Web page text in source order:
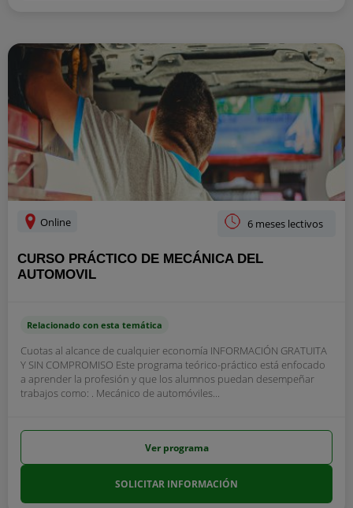
Online 6 meses lectivos
CURSO PRÁCTICO DE MECÁNICA DEL
AUTOMOVIL
Relacionado con esta temática
Cuotas al alcance de cualquier economía INFORMACIÓN GRATUITA
Y SIN COMPROMISO Este programa teórico-práctico está enfocado
a aprender la profesión y que los alumnos puedan desempeñar
trabajos como: . Mecánico de automóviles...
Ver programa
SOLICITAR INFORMACIÓN